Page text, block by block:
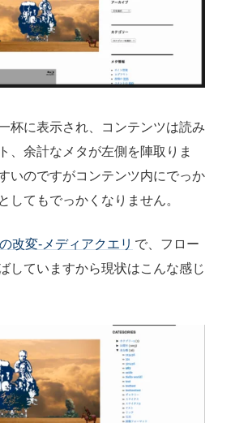
杯に表示され、コンテンツは読み
、余計なメタが左側を陣取りま
いのですがコンテンツ内にでっか
してもでっかくなりません。
改変-メディアクエリ で、フロー
していますから現状はこんな感じ